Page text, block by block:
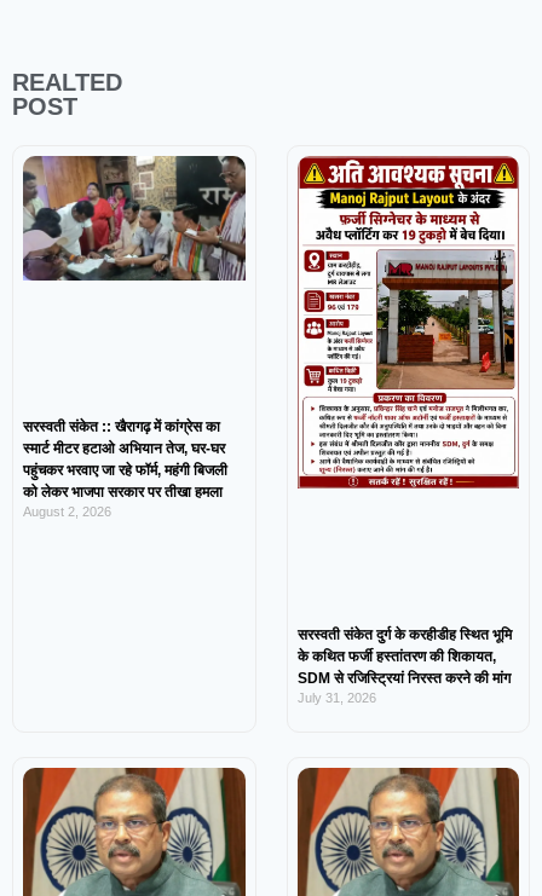
REALTED
POST
सरस्वती संकेत :: खैरागढ़ में कांग्रेस का
स्मार्ट मीटर हटाओ अभियान तेज, घर-घर
पहुंचकर भरवाए जा रहे फॉर्म, महंगी बिजली
को लेकर भाजपा सरकार पर तीखा हमला
August 2, 2026
सरस्वती संकेत दुर्ग के करहीडीह स्थित भूमि
के कथित फर्जी हस्तांतरण की शिकायत,
SDM से रजिस्ट्रियां निरस्त करने की मांग
July 31, 2026